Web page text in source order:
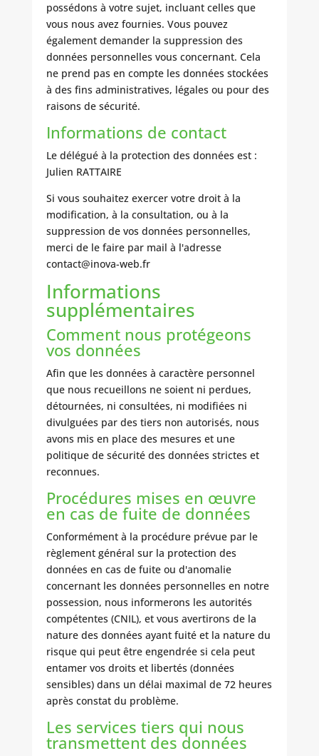
possédons à votre sujet, incluant celles que
vous nous avez fournies. Vous pouvez
également demander la suppression des
données personnelles vous concernant. Cela
ne prend pas en compte les données stockées
à des fins administratives, légales ou pour des
raisons de sécurité.
Informations de contact
Le délégué à la protection des données est :
Julien RATTAIRE
Si vous souhaitez exercer votre droit à la
modification, à la consultation, ou à la
suppression de vos données personnelles,
merci de le faire par mail à l'adresse
contact@inova-web.fr
Informations
supplémentaires
Comment nous protégeons
vos données
Afin que les données à caractère personnel
que nous recueillons ne soient ni perdues,
détournées, ni consultées, ni modifiées ni
divulguées par des tiers non autorisés, nous
avons mis en place des mesures et une
politique de sécurité des données strictes et
reconnues.
Procédures mises en œuvre
en cas de fuite de données
Conformément à la procédure prévue par le
règlement général sur la protection des
données en cas de fuite ou d'anomalie
concernant les données personnelles en notre
possession, nous informerons les autorités
compétentes (CNIL), et vous avertirons de la
nature des données ayant fuité et la nature du
risque qui peut être engendrée si cela peut
entamer vos droits et libertés (données
sensibles) dans un délai maximal de 72 heures
après constat du problème.
Les services tiers qui nous
transmettent des données